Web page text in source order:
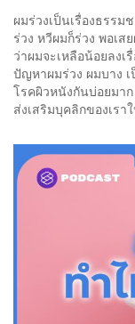
ผมร่วงเป็นเรื่องธรรม
ร่วง หวีผมก็ร่วง พอเ
ว่าผมจะเหลือน้อยลงเ
ปัญหาผมร่วง ผมบาง
โรคผิวหนังกันบ่อยมา
ส่งเสริมบุคลิกของเรา